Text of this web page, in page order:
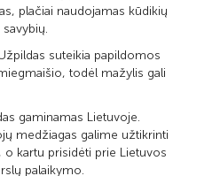
plačiai naudojamas kūdikių
suteikia papildomos
todėl mažylis gali
gaminamas Lietuvoje.
medžiagas galime užtikrinti
kartu prisidėti prie Lietuvos
palaikymo.